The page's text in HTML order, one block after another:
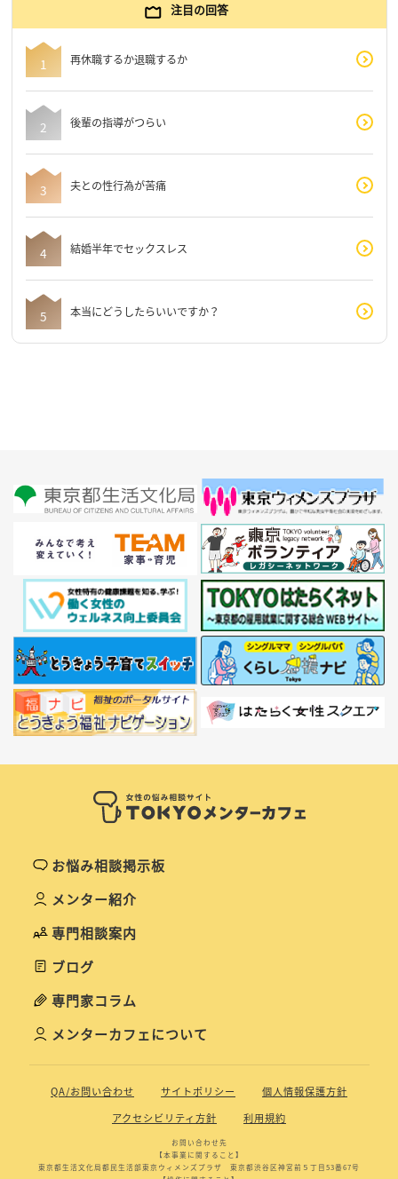
注目の回答
再休職するか退職するか
後輩の指導がつらい
夫との性行為が苦痛
結婚半年でセックスレス
本当にどうしたらいいですか？
お悩み相談掲示板
メンター紹介
専門相談案内
ブログ
専門家コラム
メンターカフェについて
QA/お問い合わせ サイトポリシー
個人情報保護方針
アクセシビリティ方針
利用規約
お問い合わせ先
【本事業に関すること】
東京都生活文化局都民生活部東京ウィメンズプラザ 東京都渋谷区神宮前５丁目53番67号